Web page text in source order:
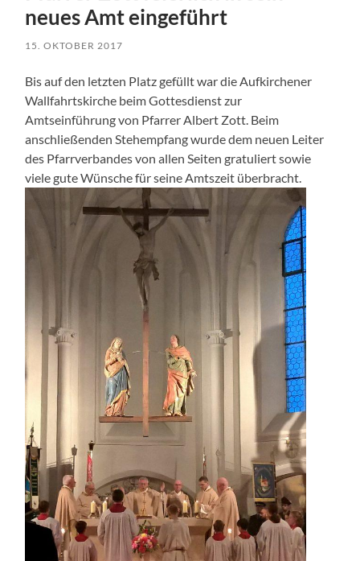
neues Amt eingeführt
15. OKTOBER 2017
Bis auf den letzten Platz gefüllt war die Aufkirchener
Wallfahrtskirche beim Gottesdienst zur
Amtseinführung von Pfarrer Albert Zott. Beim
anschließenden Stehempfang wurde dem neuen Leiter
des Pfarrverbandes von allen Seiten gratuliert sowie
viele gute Wünsche für seine Amtszeit überbracht.